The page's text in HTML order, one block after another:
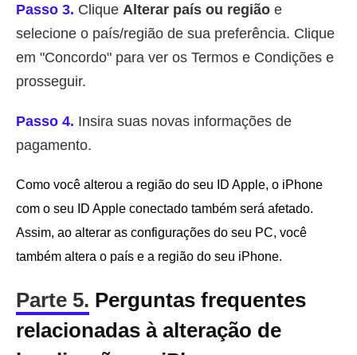
Passo 3. Clique Alterar país ou região e
selecione o país/região de sua preferência. Clique
em "Concordo" para ver os Termos e Condições e
prosseguir.
Passo 4. Insira suas novas informações de
pagamento.
Como você alterou a região do seu ID Apple, o iPhone
com o seu ID Apple conectado também será afetado.
Assim, ao alterar as configurações do seu PC, você
também altera o país e a região do seu iPhone.
Parte 5. Perguntas frequentes
relacionadas à alteração de